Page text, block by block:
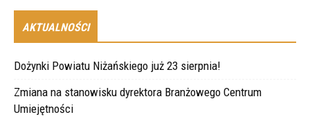
AKTUALNOŚCI
Dożynki Powiatu Niżańskiego już 23 sierpnia!
Zmiana na stanowisku dyrektora Branżowego Centrum
Umiejętności